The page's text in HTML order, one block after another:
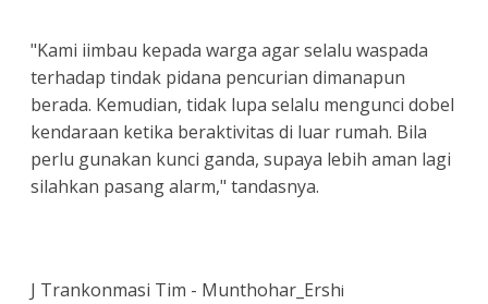
"Kami iimbau kepada warga agar selalu waspada
terhadap tindak pidana pencurian dimanapun
berada. Kemudian, tidak lupa selalu mengunci dobel
kendaraan ketika beraktivitas di luar rumah. Bila
perlu gunakan kunci ganda, supaya lebih aman lagi
silahkan pasang alarm," tandasnya.
J Trankonmasi Tim - Munthohar_Ershi